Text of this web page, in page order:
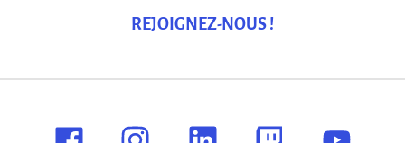
REJOIGNEZ-NOUS !